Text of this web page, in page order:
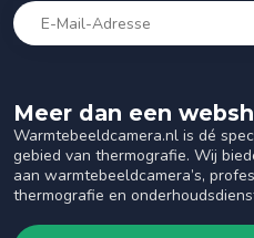
Meer dan een
Warmtebeeldcamera.nl is dé
gebied van thermografie. Wij
aan warmtebeeldcamera’s,
thermografie en